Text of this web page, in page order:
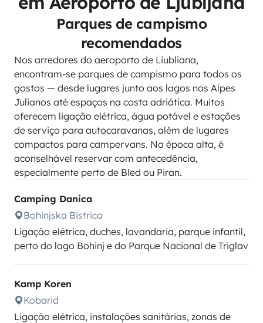
Parques de campismo
recomendados
Nos arredores do aeroporto de Liubliana,
encontram-se parques de campismo para todos os
gostos — desde lugares junto aos lagos nos Alpes
Julianos até espaços na costa adriática. Muitos
oferecem ligação elétrica, água potável e estações
de serviço para autocaravanas, além de lugares
compactos para campervans. Na época alta, é
aconselhável reservar com antecedência,
especialmente perto de Bled ou Piran.
Camping Danica
Bohinjska Bistrica
Ligação elétrica, duches, lavandaria, parque infantil,
perto do lago Bohinj e do Parque Nacional de Triglav
Kamp Koren
Kobarid
Ligação elétrica, instalações sanitárias, zonas de